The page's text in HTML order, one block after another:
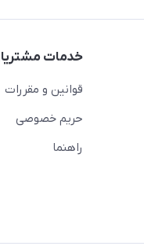
خدمات
قوانین و مقررات
حریم خصوصی
راهنما